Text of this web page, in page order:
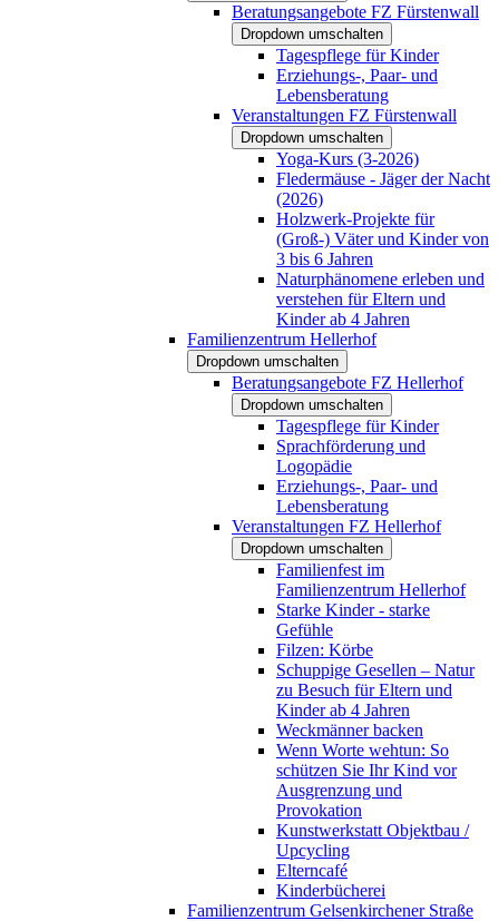
Beratungsangebote FZ Fürstenwall
Dropdown umschalten
Tagespflege für Kinder
Erziehungs-, Paar- und
Lebensberatung
Veranstaltungen FZ Fürstenwall
Dropdown umschalten
Yoga-Kurs (3-2026)
Fledermäuse - Jäger der Nacht
(2026)
Holzwerk-Projekte für
(Groß-) Väter und Kinder von
3 bis 6 Jahren
Naturphänomene erleben und
verstehen für Eltern und
Kinder ab 4 Jahren
Familienzentrum Hellerhof
Dropdown umschalten
Beratungsangebote FZ Hellerhof
Dropdown umschalten
Tagespflege für Kinder
Sprachförderung und
Logopädie
Erziehungs-, Paar- und
Lebensberatung
Veranstaltungen FZ Hellerhof
Dropdown umschalten
Familienfest im
Familienzentrum Hellerhof
Starke Kinder - starke
Gefühle
Filzen: Körbe
Schuppige Gesellen – Natur
zu Besuch für Eltern und
Kinder ab 4 Jahren
Weckmänner backen
Wenn Worte wehtun: So
schützen Sie Ihr Kind vor
Ausgrenzung und
Provokation
Kunstwerkstatt Objektbau /
Upcycling
Elterncafé
Kinderbücherei
Familienzentrum Gelsenkirchener Straße